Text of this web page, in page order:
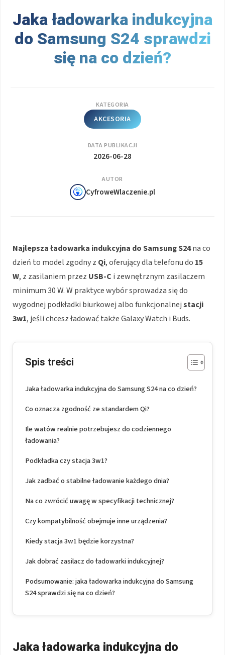
Jaka ładowarka indukcyjna
do Samsung S24 sprawdzi
się na co dzień?
KATEGORIA
AKCESORIA
DATA PUBLIKACJI
2026-06-28
AUTOR
CyfroweWlaczenie.pl
Najlepsza ładowarka indukcyjna do Samsung S24na co
dzień to model zgodny z Qi, oferujący dla telefonu do 15
W, z zasilaniem przez USB-C i zewnętrznym zasilaczem
minimum 30 W. W praktyce wybór sprowadza się do
wygodnej podkładki biurkowej albo funkcjonalnejstacji
3w1, jeśli chcesz ładować także Galaxy Watch i Buds.
Spis treści
Jaka ładowarka indukcyjna do Samsung S24 na co dzień?
Co oznacza zgodność ze standardem Qi?
Ile watów realnie potrzebujesz do codziennego
ładowania?
Podkładka czy stacja 3w1?
Jak zadbać o stabilne ładowanie każdego dnia?
Na co zwrócić uwagę w specyfikacji technicznej?
Czy kompatybilność obejmuje inne urządzenia?
Kiedy stacja 3w1 będzie korzystna?
Jak dobrać zasilacz do ładowarki indukcyjnej?
Podsumowanie: jaka ładowarka indukcyjna do Samsung
S24 sprawdzi się na co dzień?
Jaka ładowarka indukcyjna do